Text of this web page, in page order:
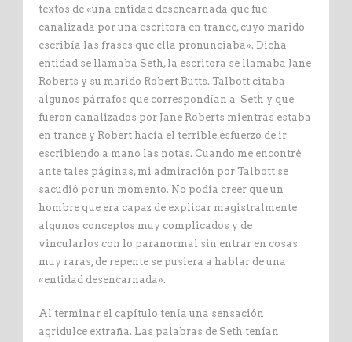
textos de «una entidad desencarnada que fue
canalizada por una escritora en trance, cuyo marido
escribía las frases que ella pronunciaba». Dicha
entidad se llamaba Seth, la escritora se llamaba Jane
Roberts y su marido Robert Butts. Talbott citaba
algunos párrafos que correspondían a Seth y que
fueron canalizados por Jane Roberts mientras estaba
en trance y Robert hacía el terrible esfuerzo de ir
escribiendo a mano las notas. Cuando me encontré
ante tales páginas, mi admiración por Talbott se
sacudió por un momento. No podía creer que un
hombre que era capaz de explicar magistralmente
algunos conceptos muy complicados y de
vincularlos con lo paranormal sin entrar en cosas
muy raras, de repente se pusiera a hablar de una
«entidad desencarnada».
Al terminar el capítulo tenía una sensación
agridulce extraña. Las palabras de Seth tenían